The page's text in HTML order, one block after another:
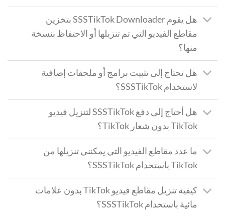
هل يقوم SSSTikTok Downloader بتخزين
مقاطع الفيديو التي تم تنزيلها أو الاحتفاظ بنسخة
منها؟
هل تحتاج إلى تثبيت برامج أو ملحقات إضافية
لاستخدام SSSTikTok؟
هل أحتاج إلى دفع SSSTikTok لتنزيل فيديو
TikTok بدون شعار TikTok؟
ما عدد مقاطع الفيديو التي يمكنني تنزيلها من
TikTok باستخدام SSSTikTok؟
كيفية تنزيل مقاطع فيديو TikTok بدون علامات
مائية باستخدام SSSTikTok؟